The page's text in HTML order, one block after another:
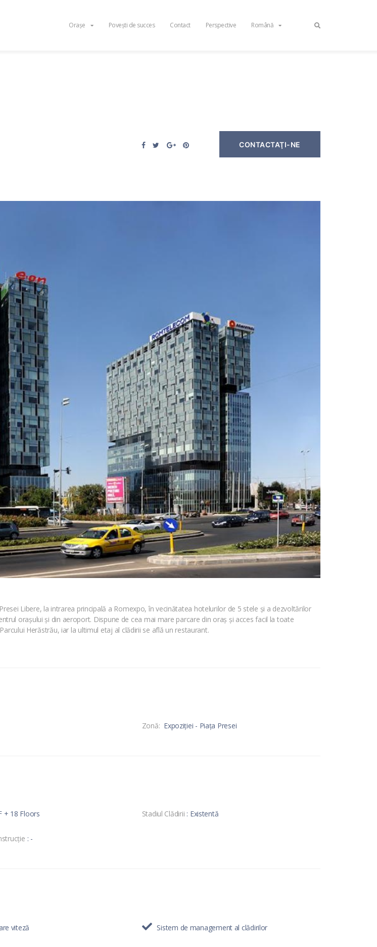
Orașe Povești de succes Contact Perspective Română
CONTACTAŢI-NE
Libere, la intrarea principală a Romexpo, în vecinătatea hotelurilor de 5 stele și a dezvoltărilor
orașului și din aeroport. Dispune de cea mai mare parcare din oraș și acces facil la toate
Herăstrău, iar la ultimul etaj al clădirii se află un restaurant.
Zonă: Expoziției - Piața Presei
+ 18 Floors Stadiul Clădirii : Existentă
: -
viteză Sistem de management al clădirilor